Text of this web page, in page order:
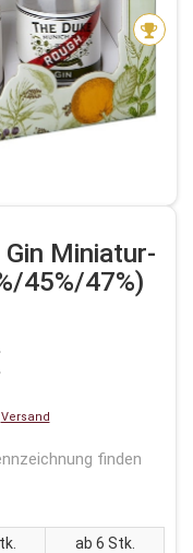
Miniatur-
45%/47%)
Versand
finden
ab 6 Stk.